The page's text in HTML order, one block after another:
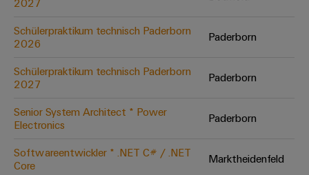
Digital
neuen Niveau
2027
Schülerpraktikum technisch Paderborn
2026
Paderborn
Schülerpraktikum technisch Paderborn
2027
Paderborn
Senior System Architect * Power
Electronics
Paderborn
Softwareentwickler * .NET C# / .NET
Core
Marktheidenfeld